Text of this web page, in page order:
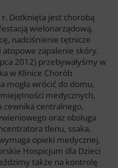
r. Dotknięta jest chorobą
wielonarządową,
nadciśnienie tętnicze
zapalenie skóry.
2012) przebywałyśmy w
w Klinice Chorób
mogła wrócić do domu,
medycznych,
cewnika centralnego,
oraz obsługa
tlenu, ssaka,
opieki medycznej,
Hospicjum dla Dzieci
także na kontrolę